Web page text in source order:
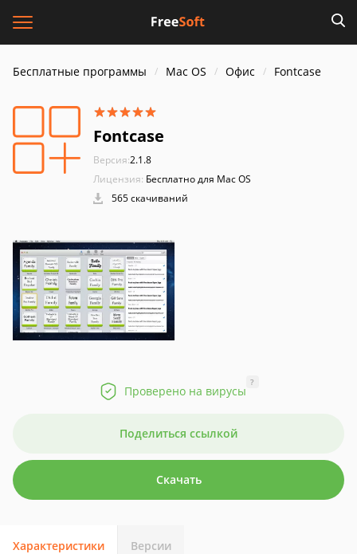
Бесплатные программы Mac OS Офис Fontcase
Fontcase
Версия:2.1.8
Лицензия: Бесплатно для Mac OS
565 скачиваний
Проверено на вирусы
?
Поделиться ссылкой
Скачать
Характеристики Версии